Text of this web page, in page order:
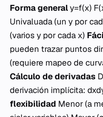
Forma generaly=f(x)
Univaluada (un y por
(varios y por cada x)
pueden trazar puntos
(requiere mapeo de
Cálculo de derivadas
derivación implícita:
flexibilidad Menor (a